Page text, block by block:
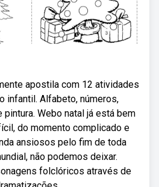
apostila com 12 atividades
infantil. Alfabeto, números,
pintura. Webo natal já está bem
do momento complicado e
ansiosos pelo fim de toda
não podemos deixar.
folclóricos através de